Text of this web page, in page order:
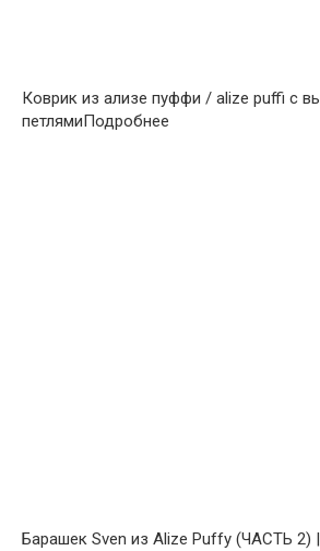
Коврик из ализе пуффи / alize puffi с
петлямиПодробнее
Барашек Sven из Alize Puffy (ЧАСТЬ 2)